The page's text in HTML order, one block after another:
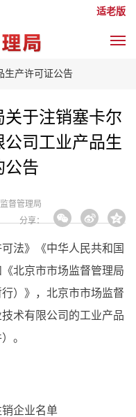
适老版
生产许可证公告
于注销塞卡尔
公司工业产品生
公告
督管理局
分享：
法》《中华人民共和国
北京市市场监督管理局
）》，北京市市场监督
术有限公司的工业产品
。
企业名单